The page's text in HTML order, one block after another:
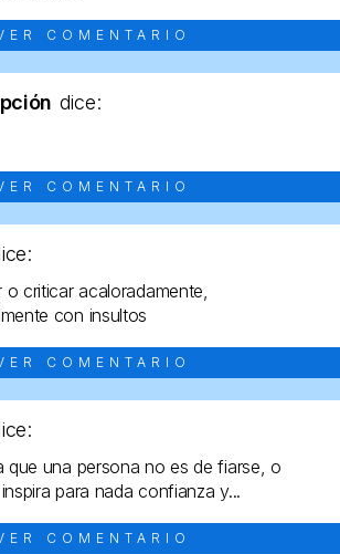
COMENTARIO
dice:
COMENTARIO
o criticar acaloradamente,
con insultos
COMENTARIO
que una persona no es de fiarse, o
para nada confianza y...
COMENTARIO